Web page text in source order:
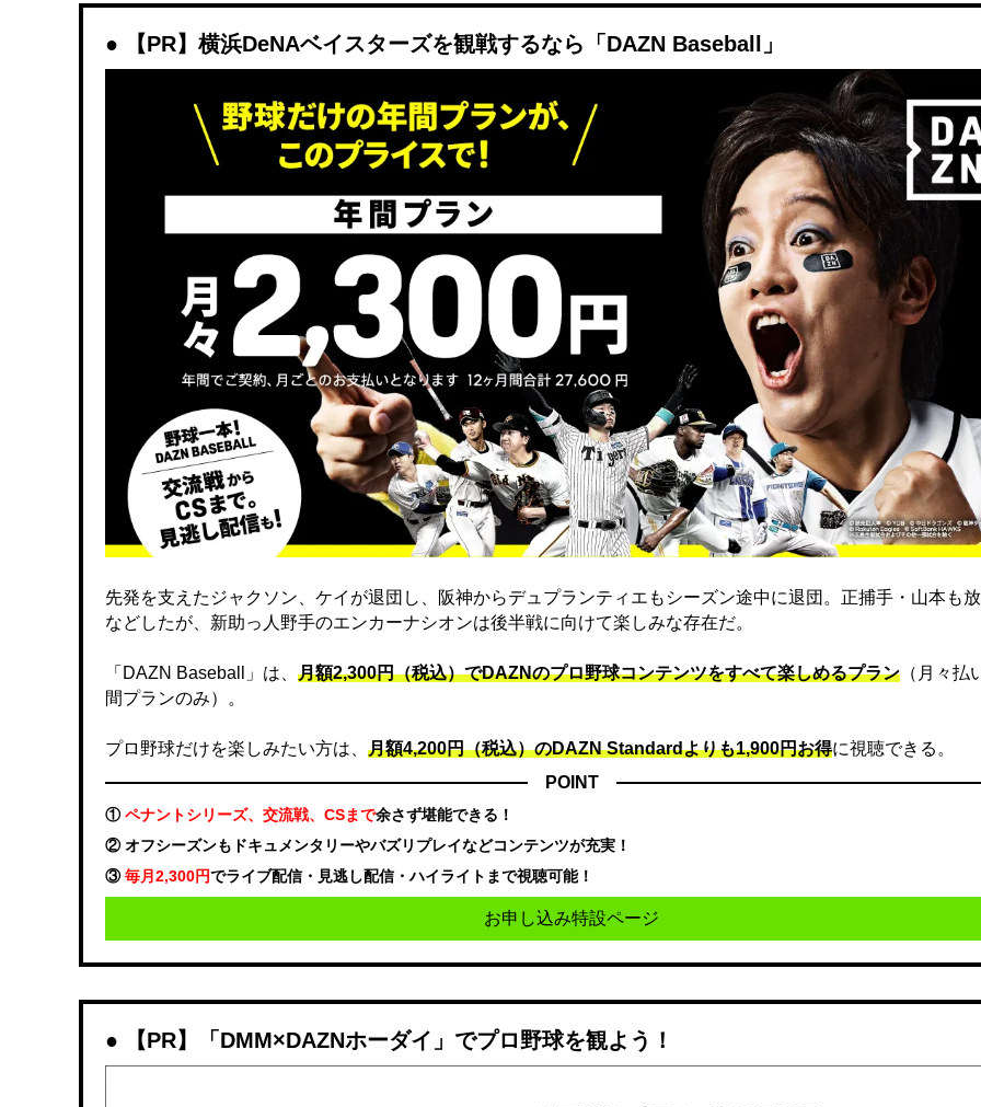
【PR】横浜DeNAベイスターズを観戦するなら「DAZN Baseball」
先発を支えたジャクソン、ケイが退団し、阪神からデュプランティエもシーズン途中に退団。正捕手・山本も
などしたが、新助っ人野手のエンカーナシオンは後半戦に向けて楽しみな存在だ。
「DAZN Baseball」は、 月額2,300円（税込）でDAZNのプロ野球コンテンツをすべて楽しめるプラン （月々払
間プランのみ）。
プロ野球だけを楽しみたい方は、 月額4,200円（税込）のDAZN Standard​よりも1,900円お得に視聴できる。
POINT
①ペナントシリーズ、交流戦、CSまで余さず堪能できる！
② オフシーズンもドキュメンタリーやバズリプレイなどコンテンツが充実！
③毎月2,300円でライブ配信・見逃し配信・ハイライトまで視聴可能！
お申し込み特設ページ
【PR】「DMM×DAZNホーダイ」でプロ野球を観よう！